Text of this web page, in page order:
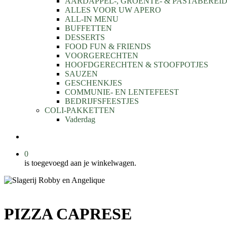
ALLES VOOR UW APERO
ALL-IN MENU
BUFFETTEN
DESSERTS
FOOD FUN & FRIENDS
VOORGERECHTEN
HOOFDGERECHTEN & STOOFPOTJES
SAUZEN
GESCHENKJES
COMMUNIE- EN LENTEFEEST
BEDRIJFSFEESTJES
COLI-PAKKETTEN
Vaderdag
0
is toegevoegd aan je winkelwagen.
PIZZA CAPRESE